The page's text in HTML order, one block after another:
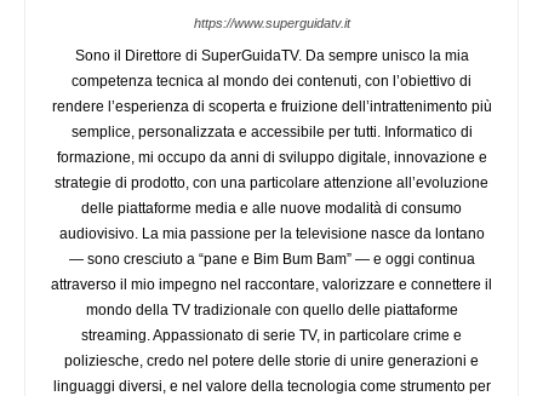
https://www.superguidatv.it
Sono il Direttore di SuperGuidaTV. Da sempre unisco la mia
competenza tecnica al mondo dei contenuti, con l’obiettivo di
rendere l’esperienza di scoperta e fruizione dell’intrattenimento più
semplice, personalizzata e accessibile per tutti. Informatico di
formazione, mi occupo da anni di sviluppo digitale, innovazione e
strategie di prodotto, con una particolare attenzione all’evoluzione
delle piattaforme media e alle nuove modalità di consumo
audiovisivo. La mia passione per la televisione nasce da lontano
— sono cresciuto a “pane e Bim Bum Bam” — e oggi continua
attraverso il mio impegno nel raccontare, valorizzare e connettere il
mondo della TV tradizionale con quello delle piattaforme
streaming. Appassionato di serie TV, in particolare crime e
poliziesche, credo nel potere delle storie di unire generazioni e
linguaggi diversi, e nel valore della tecnologia come strumento per